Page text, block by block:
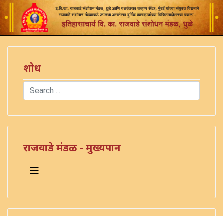
शोध
Search
राजवाडे मंडळ - मुख्यपान